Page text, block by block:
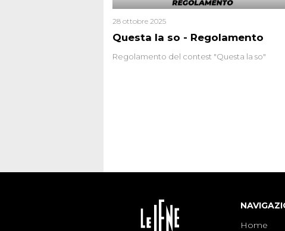
Questa la so - Regolamento
28 ottobre 2025
Regolamento del contest "Questa la so"
Home